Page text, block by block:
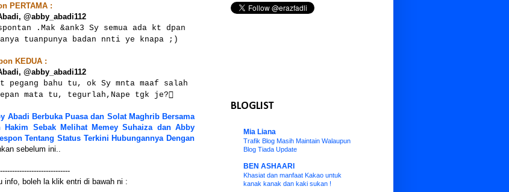
PERTAMA :
Twitter Abby Abadi, ‏@abby_abadi112
.Mak &ank3 Sy semua ada kt dpan
tuanpunya badan nnti ye knapa ;)
KEDUA :
Twitter Abby Abadi, ‏@abby_abadi112
bahu tu, ok Sy mnta maaf salah
mata tu, tegurlah,Nape tgk je?
Abadi Berbuka Puasa dan Solat Maghrib Bersama
Hakim Sebak Melihat Memey Suhaiza dan Abby
Tentang Status Terkini Hubungannya Dengan
sebelum ini..
info, boleh la klik entri di bawah ni :
BLOGLIST
Mia Liana
Trafik Blog Masih Maintain Walaupun
Blog Tiada Update
BEN ASHAARI
Khasiat dan manfaat Kakao untuk
kanak kanak dan kaki sukan !